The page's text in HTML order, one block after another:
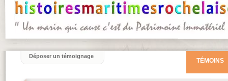
TÉMOINS
Déposer un témoignage